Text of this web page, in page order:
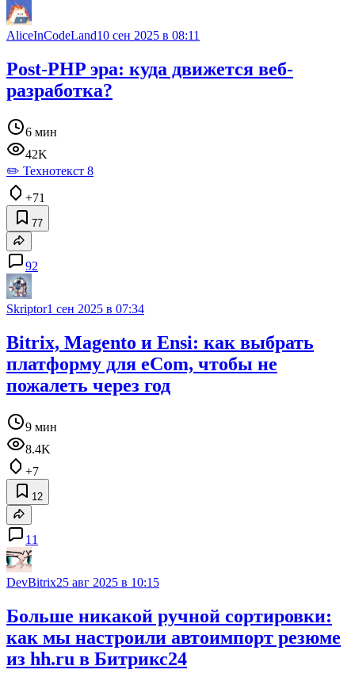
AliceInCodeLand10 сен 2025 в 08:11
Post-PHP эра: куда движется веб-
разработка?
6 мин
42K
✏️ Технотекст 8
+71
77
92
Skriptor1 сен 2025 в 07:34
Bitrix, Magento и Ensi: как выбрать
платформу для eCom, чтобы не
пожалеть через год
9 мин
8.4K
+7
12
11
DevBitrix25 авг 2025 в 10:15
Больше никакой ручной сортировки:
как мы настроили автоимпорт резюме
из hh.ru в Битрикс24